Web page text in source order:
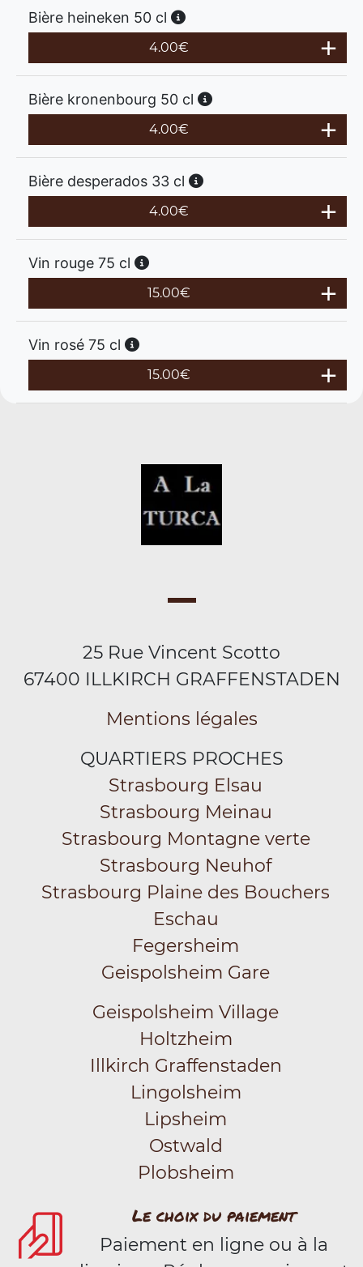
Bière heineken 50 cl
4.00€
Bière kronenbourg 50 cl
4.00€
Bière desperados 33 cl
4.00€
Vin rouge 75 cl
15.00€
Vin rosé 75 cl
15.00€
25 Rue Vincent Scotto
67400 ILLKIRCH GRAFFENSTADEN
Mentions légales
QUARTIERS PROCHES
Strasbourg Elsau
Strasbourg Meinau
Strasbourg Montagne verte
Strasbourg Neuhof
Strasbourg Plaine des Bouchers
Eschau
Fegersheim
Geispolsheim Gare
Geispolsheim Village
Holtzheim
Illkirch Graffenstaden
Lingolsheim
Lipsheim
Ostwald
Plobsheim
Le choix du paiement
Paiement en ligne ou à la